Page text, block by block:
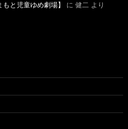
と児童ゆめ劇場】 に 健二 より